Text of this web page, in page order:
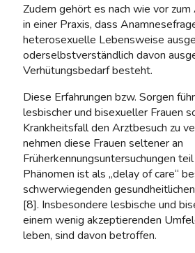
Zudem gehört es nach wie vor
in einer Praxis, dass
heterosexuelle Lebensweise
oderselbstverständlich davon
Verhütungsbedarf besteht.
Diese Erfahrungen bzw. Sorgen
lesbischer und bisexueller Frauen
Krankheitsfall den Arztbesuch zu
nehmen diese Frauen seltener an
Früherkennungsuntersuchungen
Phänomen ist als „delay of care“
schwerwiegenden
[8]. Insbesondere lesbische und
einem wenig akzeptierenden
leben, sind davon betroffen.